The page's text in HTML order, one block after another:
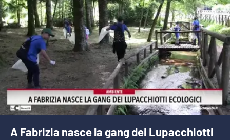
A Fabrizia nasce la gang dei Lupacchiotti